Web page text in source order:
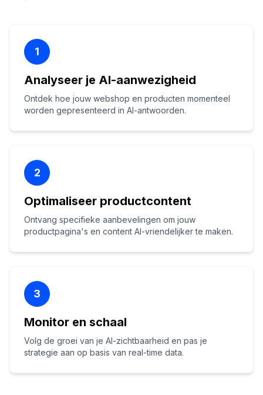
1
Analyseer je AI-aanwezigheid
Ontdek hoe jouw webshop en producten momenteel
worden gepresenteerd in AI-antwoorden.
2
Optimaliseer productcontent
Ontvang specifieke aanbevelingen om jouw
productpagina's en content AI-vriendelijker te maken.
3
Monitor en schaal
Volg de groei van je AI-zichtbaarheid en pas je
strategie aan op basis van real-time data.